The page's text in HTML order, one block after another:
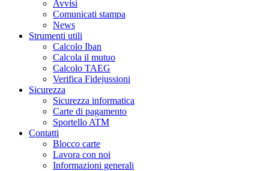
Avvisi
Comunicati stampa
News
Strumenti utili
Calcolo Iban
Calcola il mutuo
Calcolo TAEG
Verifica Fidejussioni
Sicurezza
Sicurezza informatica
Carte di pagamento
Sportello ATM
Contatti
Blocco carte
Lavora con noi
Informazioni generali